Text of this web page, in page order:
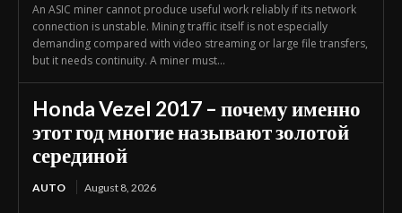
An ASIC miner cannot produce useful work reliably if its network
connection is unstable. Mining traffic itself is not especially
demanding compared with video streaming or large file transfers,
but it needs continuity. A miner must...
Honda Vezel 2017 – почему именно
этот год многие называют золотой
серединой
AUTO August 8, 2026